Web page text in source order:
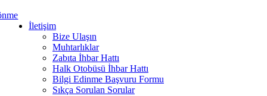
İletişim
Bize Ulaşın
Muhtarlıklar
Zabıta İhbar Hattı
Halk Otobüsü İhbar Hattı
Bilgi Edinme Başvuru Formu
Sıkça Sorulan Sorular